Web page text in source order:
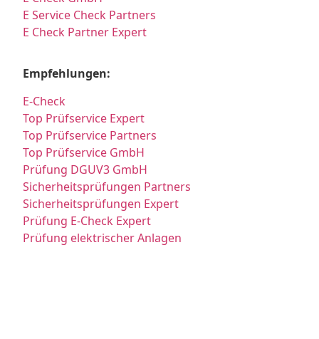
E Service Check Partners
E Check Partner Expert
Empfehlungen:
E-Check
Top Prüfservice Expert
Top Prüfservice Partners
Top Prüfservice GmbH
Prüfung DGUV3 GmbH
Sicherheitsprüfungen Partners
Sicherheitsprüfungen Expert
Prüfung E-Check Expert
Prüfung elektrischer Anlagen